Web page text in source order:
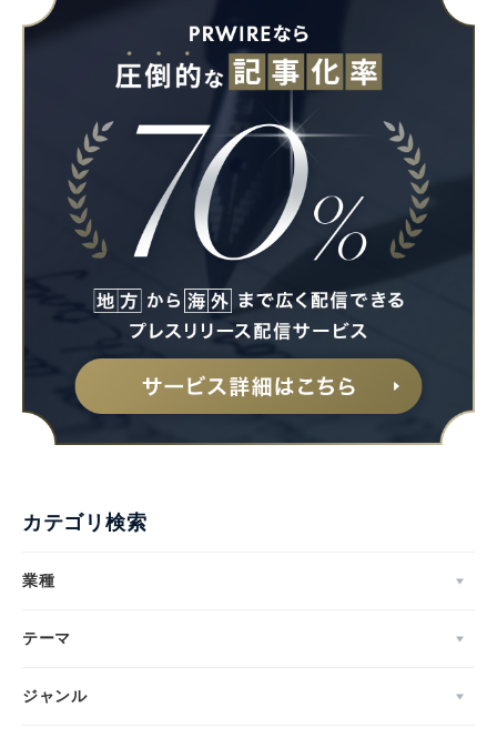
カテゴリ検索
業種
テーマ
ジャンル
Japanese